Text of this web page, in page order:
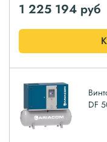
1 225 194 руб
DF